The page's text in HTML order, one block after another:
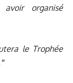
organisé
le Trophée
"